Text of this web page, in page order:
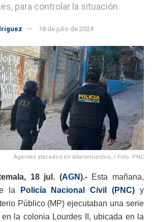
para controlar la situación.
18 de julio de 2024
Agentes atacados en allanamientos, / Foto: PNC
18 jul. (AGN).-Esta mañana,
la
Policía Nacional Civil (PNC) y
Público (MP) ejecutaban una serie
la colonia Lourdes II, ubicada en la